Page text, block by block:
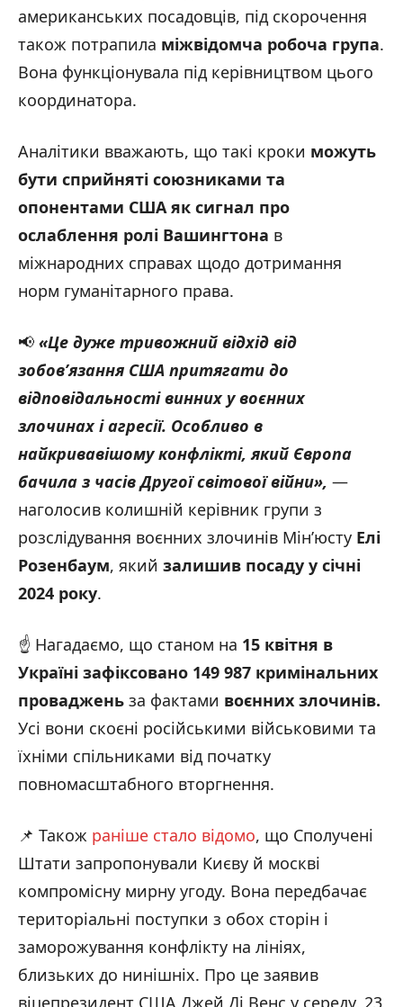
американських посадовців, під скорочення
також потрапила міжвідомча робоча група.
Вона функціонувала під керівництвом цього
координатора.
Аналітики вважають, що такі кроки можуть
бути сприйняті союзниками та
опонентами США як сигнал про
ослаблення ролі Вашингтона в
міжнародних справах щодо дотримання
норм гуманітарного права.
📢 «Це дуже тривожний відхід від
зобов’язання США притягати до
відповідальності винних у воєнних
злочинах і агресії. Особливо в
найкривавішому конфлікті, який Європа
бачила з часів Другої світової війни», —
наголосив колишній керівник групи з
розслідування воєнних злочинів Мін’юсту Елі
Розенбаум, який залишив посаду у січні
2024 року.
☝️ Нагадаємо, що станом на 15 квітня в
Україні зафіксовано 149 987 кримінальних
проваджень за фактами воєнних злочинів.
Усі вони скоєні російськими військовими та
їхніми спільниками від початку
повномасштабного вторгнення.
📌 Також раніше стало відомо, що Сполучені
Штати запропонували Києву й москві
компромісну мирну угоду. Вона передбачає
територіальні поступки з обох сторін і
заморожування конфлікту на лініях,
близьких до нинішніх. Про це заявив
віцепрезидент США Джей Ді Венс у середу, 23